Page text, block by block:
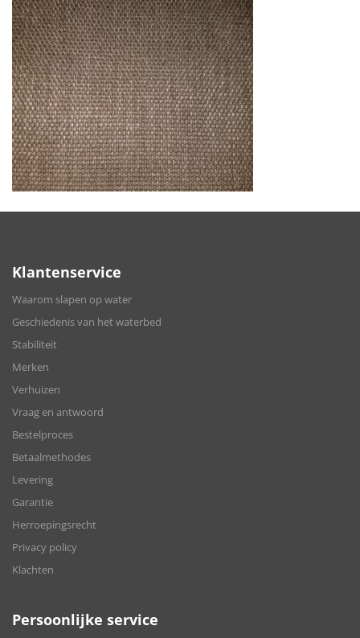
Klantenservice
Waarom slapen op water
Geschiedenis van het waterbed
Stabiliteit
Merken
Verhuizen
Vraag en antwoord
Bestelproces
Betaalmethodes
Levering
Garantie
Herroepingsrecht
Privacy policy
Klachten
Persoonlijke service